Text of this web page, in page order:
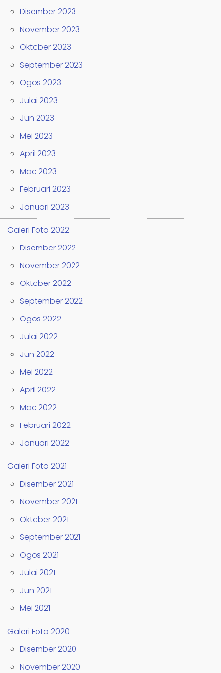
Disember 2023
November 2023
Oktober 2023
September 2023
Ogos 2023
Julai 2023
Jun 2023
Mei 2023
April 2023
Mac 2023
Februari 2023
Januari 2023
Galeri Foto 2022
Disember 2022
November 2022
Oktober 2022
September 2022
Ogos 2022
Julai 2022
Jun 2022
Mei 2022
April 2022
Mac 2022
Februari 2022
Januari 2022
Galeri Foto 2021
Disember 2021
November 2021
Oktober 2021
September 2021
Ogos 2021
Julai 2021
Jun 2021
Mei 2021
Galeri Foto 2020
Disember 2020
November 2020